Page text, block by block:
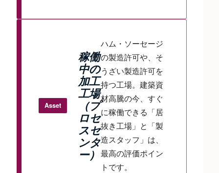
Asset
稼働
中の
加工
工場
（プ
ロセ
スセ
ンタ
ー）
ハム・ソーセージ
の製造許可や、そ
うざい製造許可を
持つ工場。建築資
材高騰の今、すぐ
に稼働できる「居
抜き工場」と「製
造スタッフ」は、
最高の評価ポイン
トです。